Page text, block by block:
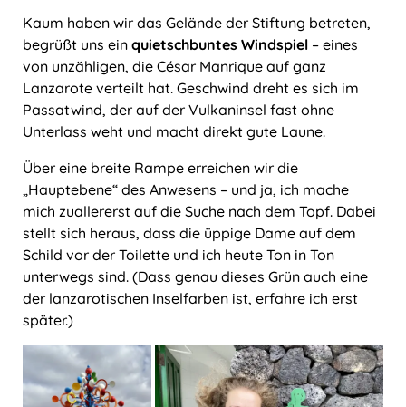
Kaum haben wir das Gelände der Stiftung betreten,
begrüßt uns ein quietschbuntes Windspiel – eines
von unzähligen, die César Manrique auf ganz
Lanzarote verteilt hat. Geschwind dreht es sich im
Passatwind, der auf der Vulkaninsel fast ohne
Unterlass weht und macht direkt gute Laune.
Über eine breite Rampe erreichen wir die
„Hauptebene“ des Anwesens – und ja, ich mache
mich zuallererst auf die Suche nach dem Topf. Dabei
stellt sich heraus, dass die üppige Dame auf dem
Schild vor der Toilette und ich heute Ton in Ton
unterwegs sind. (Dass genau dieses Grün auch eine
der lanzarotischen Inselfarben ist, erfahre ich erst
später.)